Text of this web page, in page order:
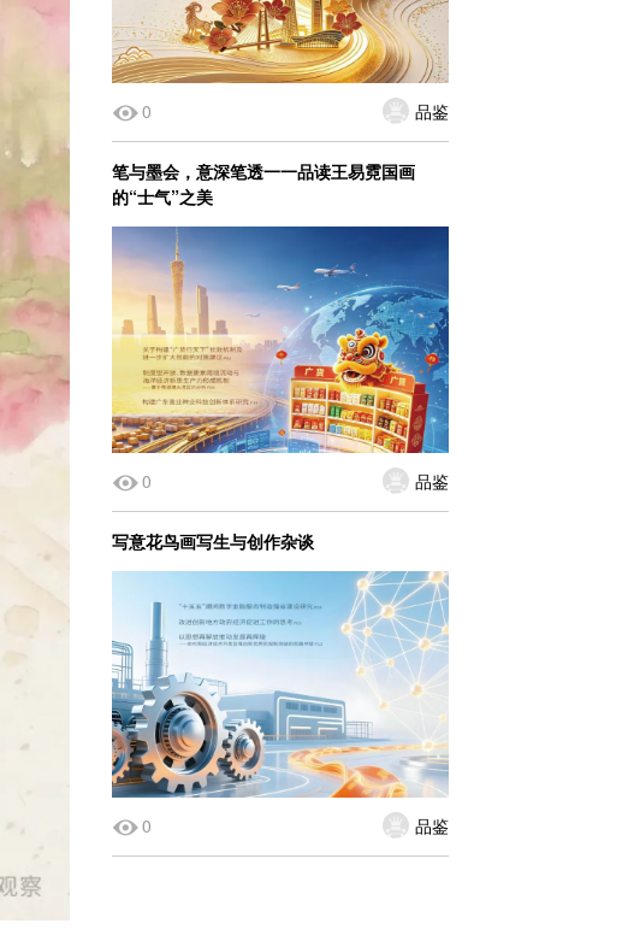
0 品鉴
笔与墨会，意深笔透一一品读王易霓国画
的“士气”之美
0 品鉴
写意花鸟画写生与创作杂谈
0 品鉴